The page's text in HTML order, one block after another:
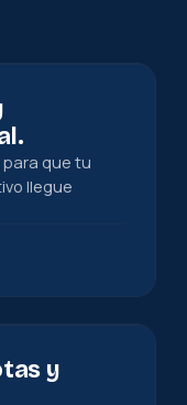
que tu
llegue
y